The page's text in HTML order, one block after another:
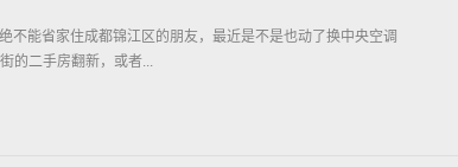
不能省家住成都锦江区的朋友，最近是不是也动了换中央空调
的二手房翻新，或者...